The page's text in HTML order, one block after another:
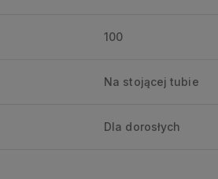
100
Na stojącej tubie
Dla dorosłych